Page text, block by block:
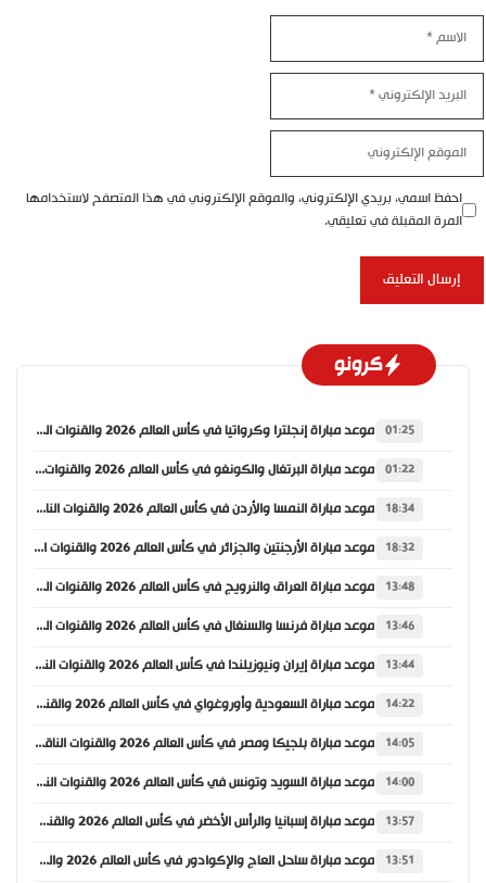
الإلكتروني
الإلكتروني
احفظ اسمي، بريدي الإلكتروني، والموقع الإلكتروني في هذا المتصفح لاستخدامها
المرة المقبلة في تعليقي.
كرونو
01:25 موعد مباراة إنجلترا وكرواتيا في كأس العالم 2026 والقنوات الناقلة
01:22 موعد مباراة البرتغال والكونغو في كأس العالم 2026 والقنوات الناقلة
18:34 موعد مباراة النمسا والأردن في كأس العالم 2026 والقنوات الناقلة
18:32 موعد مباراة الأرجنتين والجزائر في كأس العالم 2026 والقنوات الناقلة
13:48 موعد مباراة العراق والنرويج في كأس العالم 2026 والقنوات الناقلة
13:46 موعد مباراة فرنسا والسنغال في كأس العالم 2026 والقنوات الناقلة
13:44 موعد مباراة إيران ونيوزيلندا في كأس العالم 2026 والقنوات الناقلة
14:22 موعد مباراة السعودية وأوروغواي في كأس العالم 2026 والقنوات الناقلة
14:05 موعد مباراة بلجيكا ومصر في كأس العالم 2026 والقنوات الناقلة
14:00 موعد مباراة السويد وتونس في كأس العالم 2026 والقنوات الناقلة
13:57 موعد مباراة إسبانيا والرأس الأخضر في كأس العالم 2026 والقنوات الناقلة
13:51 موعد مباراة ساحل العاج والإكوادور في كأس العالم 2026 والقنوات الناقلة